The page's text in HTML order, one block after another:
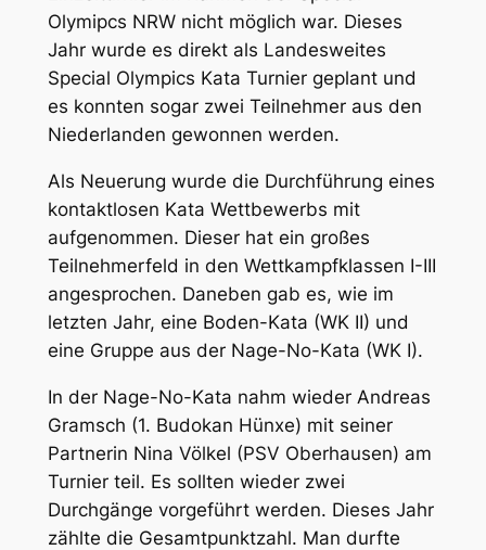
Olymipcs NRW nicht möglich war. Dieses
Jahr wurde es direkt als Landesweites
Special Olympics Kata Turnier geplant und
es konnten sogar zwei Teilnehmer aus den
Niederlanden gewonnen werden.
Als Neuerung wurde die Durchführung eines
kontaktlosen Kata Wettbewerbs mit
aufgenommen. Dieser hat ein großes
Teilnehmerfeld in den Wettkampfklassen I-III
angesprochen. Daneben gab es, wie im
letzten Jahr, eine Boden-Kata (WK II) und
eine Gruppe aus der Nage-No-Kata (WK I).
In der Nage-No-Kata nahm wieder Andreas
Gramsch (1. Budokan Hünxe) mit seiner
Partnerin Nina Völkel (PSV Oberhausen) am
Turnier teil. Es sollten wieder zwei
Durchgänge vorgeführt werden. Dieses Jahr
zählte die Gesamtpunktzahl. Man durfte